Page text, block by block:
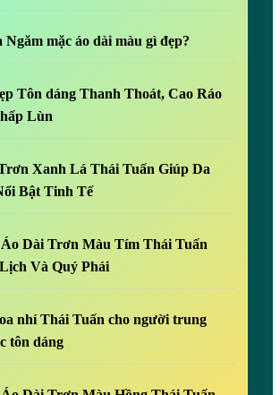
Ngăm mặc áo dài màu gì đẹp?
Tôn dáng Thanh Thoát, Cao Ráo
Lùn
Xanh Lá Thái Tuấn Giúp Da
Bật Tinh Tế
Dài Trơn Màu Tím Thái Tuấn
Và Quý Phái
nhí Thái Tuấn cho người trung
tôn dáng